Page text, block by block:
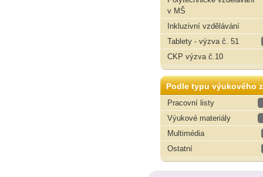
v MŠ
Inkluzivní vzdělávání
Tablety - výzva č. 51
CKP výzva č.10
Podle typu výukového
Pracovní listy
Výukové materiály
Multimédia
Ostatní